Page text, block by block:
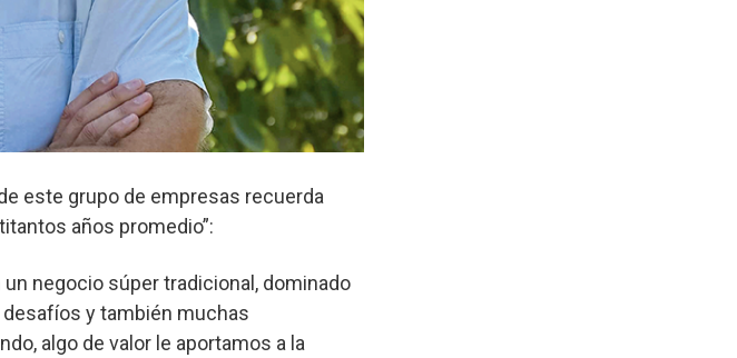
este grupo de empresas recuerda
años promedio”:
negocio súper tradicional, dominado
y también muchas
algo de valor le aportamos a la